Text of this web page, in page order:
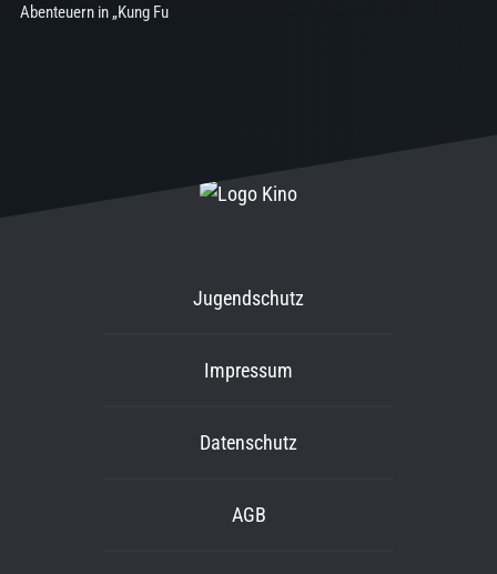
Abenteuern in „Kung Fu
Jugendschutz
Impressum
Datenschutz
AGB